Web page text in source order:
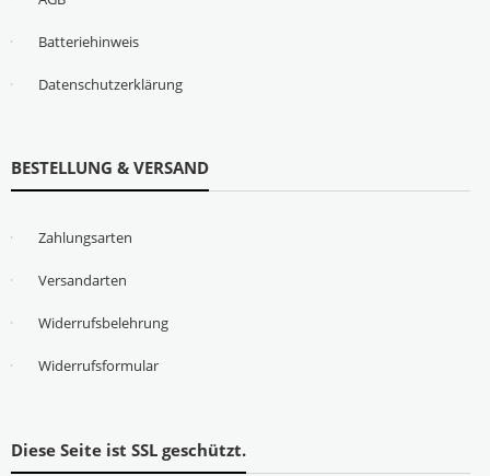
Batteriehinweis
Datenschutzerklärung
BESTELLUNG & VERSAND
Zahlungsarten
Versandarten
Widerrufsbelehrung
Widerrufsformular
Diese Seite ist SSL geschützt.